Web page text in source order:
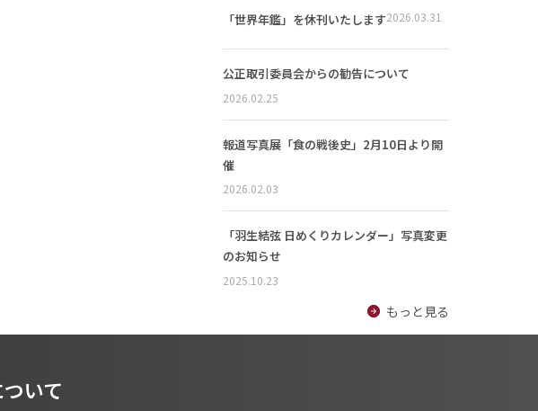
「世界年鑑」を休刊いたします2026.03.31
公正取引委員会からの勧告について
2026.02.25
報道写真展「食の戦後史」2月10日より開
催
2026.02.03
「羽生結弦 日めくりカレンダー」写真変更
のお知らせ
2025.10.23
もっと見る
いて